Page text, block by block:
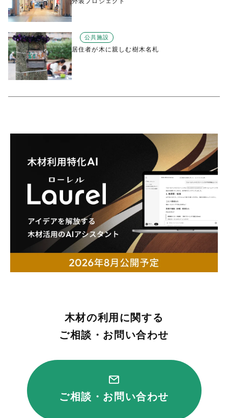
公共施設
居住者が木に親しむ樹木名札
木材の利用に関する
ご相談・お問い合わせ
ご相談・お問い合わせ